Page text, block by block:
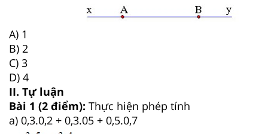
A) 1
B) 2
C) 3
D) 4
II. Tự luận
Bài 1 (2 điểm): Thực hiện phép tính
a) 0,3.0,2 + 0,3.05 + 0,5.0,7